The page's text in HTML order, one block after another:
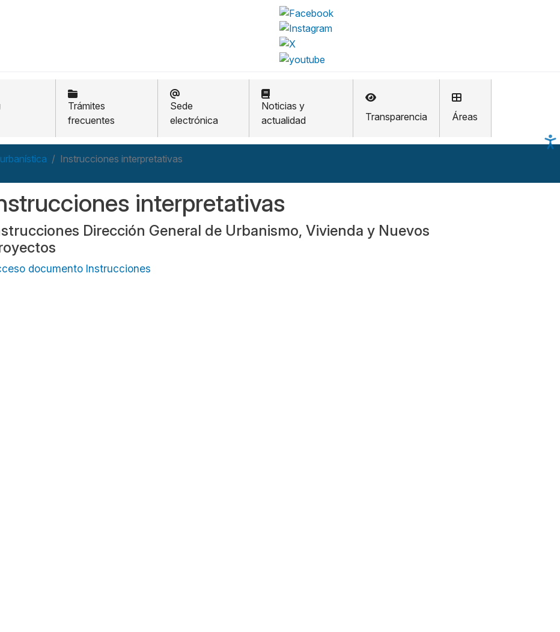
Trámites
frecuentes
Sede
electrónica
Noticias y
actualidad
Transparencia Áreas
Instrucciones interpretativas
interpretativas
Dirección General de Urbanismo, Vivienda y Nuevos
documento Instrucciones